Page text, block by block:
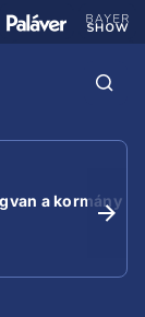
a kormány